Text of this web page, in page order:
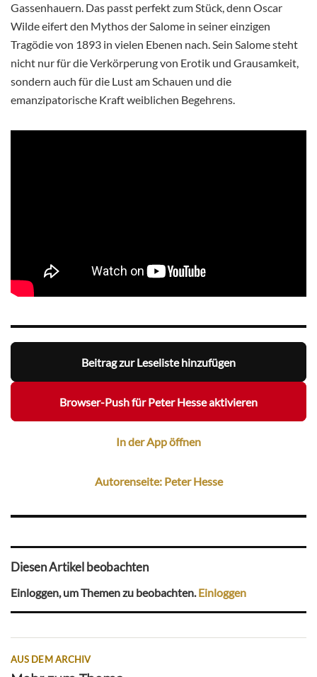
Gassenhauern. Das passt perfekt zum Stück, denn Oscar
Wilde eifert den Mythos der Salome in seiner einzigen
Tragödie von 1893 in vielen Ebenen nach. Sein Salome steht
nicht nur für die Verkörperung von Erotik und Grausamkeit,
sondern auch für die Lust am Schauen und die
emanzipatorische Kraft weiblichen Begehrens.
Beitrag zur Leseliste hinzufügen
Browser-Push für Peter Hesse aktivieren
In der App öffnen
Autorenseite: Peter Hesse
Diesen Artikel beobachten
Einloggen, um Themen zu beobachten. Einloggen
AUS DEM ARCHIV